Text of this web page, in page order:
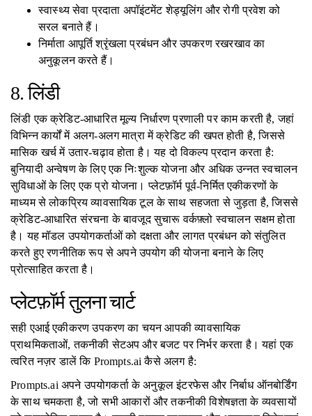
स्वास्थ्य सेवा प्रदाता अपॉइंटमेंट शेड्यूलिंग और रोगी प्रवेश को
सरल बनाते हैं।
निर्माता आपूर्ति श्रृंखला प्रबंधन और उपकरण रखरखाव का
अनुकूलन करते हैं।
8. लिंडी
लिंडी एक क्रेडिट-आधारित मूल्य निर्धारण प्रणाली पर काम करती है, जहां
विभिन्न कार्यों में अलग-अलग मात्रा में क्रेडिट की खपत होती है, जिससे
मासिक खर्च में उतार-चढ़ाव होता है। यह दो विकल्प प्रदान करता है:
बुनियादी अन्वेषण के लिए एक निःशुल्क योजना और अधिक उन्नत स्वचालन
सुविधाओं के लिए एक प्रो योजना। प्लेटफ़ॉर्म पूर्व-निर्मित एकीकरणों के
माध्यम से लोकप्रिय व्यावसायिक टूल के साथ सहजता से जुड़ता है, जिससे
क्रेडिट-आधारित संरचना के बावजूद सुचारू वर्कफ़्लो स्वचालन सक्षम होता
है। यह मॉडल उपयोगकर्ताओं को दक्षता और लागत प्रबंधन को संतुलित
करते हुए रणनीतिक रूप से अपने उपयोग की योजना बनाने के लिए
प्रोत्साहित करता है।
प्लेटफ़ॉर्म तुलना चार्ट
सही एआई एकीकरण उपकरण का चयन आपकी व्यावसायिक
प्राथमिकताओं, तकनीकी सेटअप और बजट पर निर्भर करता है। यहां एक
त्वरित नज़र डालें कि Prompts.ai कैसे अलग है:
Prompts.ai अपने उपयोगकर्ता के अनुकूल इंटरफेस और निर्बाध ऑनबोर्डिंग
के साथ चमकता है, जो सभी आकारों और तकनीकी विशेषज्ञता के व्यवसायों